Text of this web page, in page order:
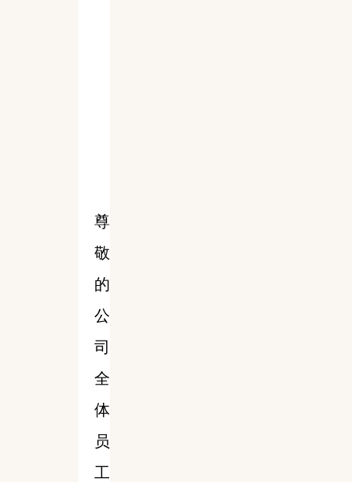
尊
敬
的
公
司
全
体
员
工